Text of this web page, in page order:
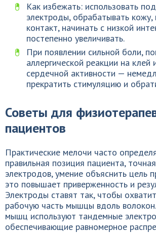
Как избежать: использовать
электроды, обрабатывать кожу,
контакт, начинать с низкой
постепенно увеличивать.
При появлении сильной боли,
аллергической реакции на клей
сердечной активности —
прекратить стимуляцию и
Советы для
пациентов
Практические мелочи часто
правильная позиция пациента,
электродов, умение объяснить цель
это повышает приверженность и
Электроды ставят так, чтобы
рабочую часть мышцы вдоль
мышц используют тандемные
обеспечивающие равномерное